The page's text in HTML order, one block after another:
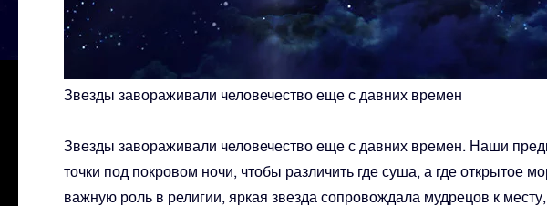
Звезды завораживали человечество еще с давних времен
Звезды завораживали человечество еще с давних времен. Наши
точки под покровом ночи, чтобы различить где суша, а где открытое
важную роль в религии, яркая звезда сопровождала мудрецов к